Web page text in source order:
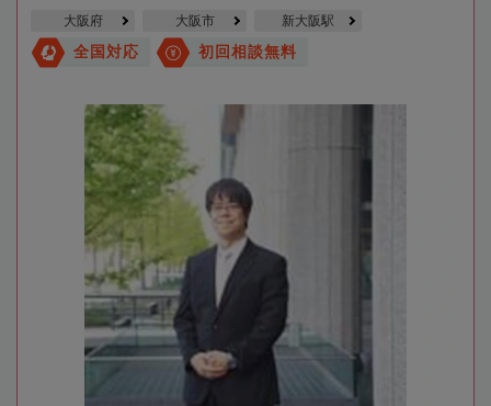
大阪府 大阪市 新大阪駅
全国対応 初回相談無料